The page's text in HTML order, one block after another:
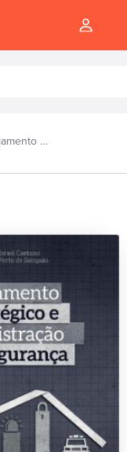
Planejamento estratégico e administração em segurança – E-book